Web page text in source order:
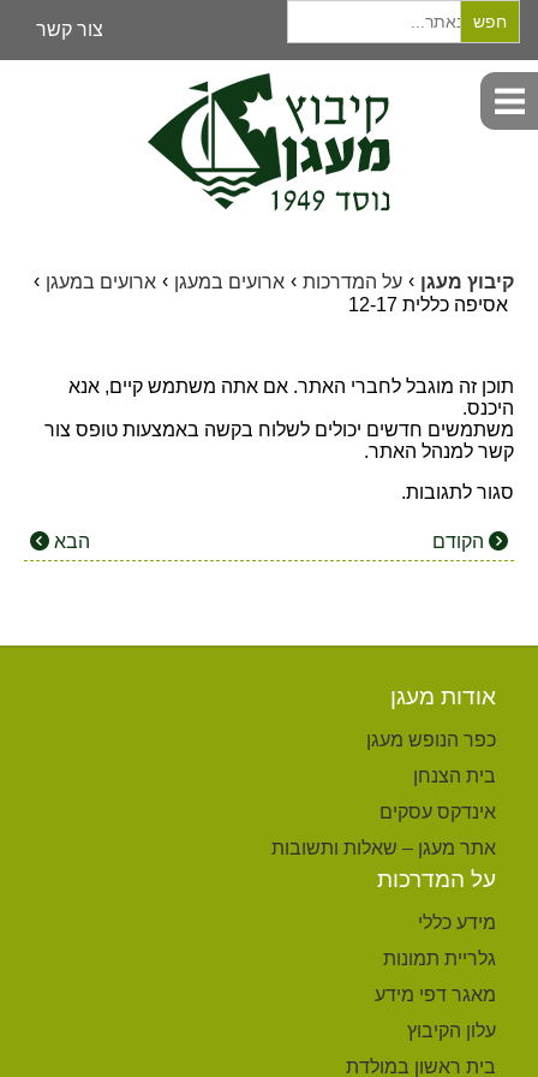
צור קשר
Search
for:
קיבוץ מעגן › על המדרכות › ארועים במעגן › ארועים במעגן ›
אסיפה כללית 12-17
תוכן זה מוגבל לחברי האתר. אם אתה משתמש קיים, אנא
היכנס.
משתמשים חדשים יכולים לשלוח בקשה באמצעות טופס צור
קשר למנהל האתר.
סגור לתגובות.
הקודם הבא
אודות מעגן
כפר הנופש מעגן
בית הצנחן
אינדקס עסקים
אתר מעגן – שאלות ותשובות
על המדרכות
מידע כללי
גלריית תמונות
מאגר דפי מידע
עלון הקיבוץ
בית ראשון במולדת